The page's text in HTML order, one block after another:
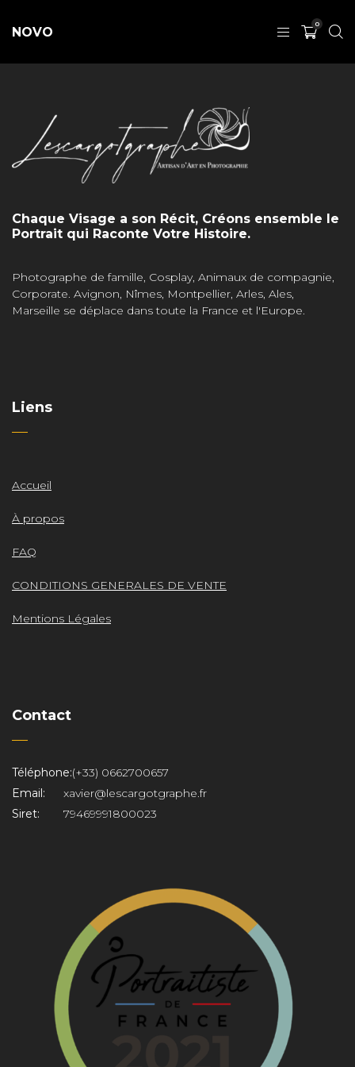
NOVO
0
Chaque Visage a son Récit, Créons ensemble le
Portrait qui Raconte Votre Histoire.
Photographe de famille, Cosplay, Animaux de compagnie,
Corporate. Avignon, Nîmes, Montpellier, Arles, Ales,
Marseille se déplace dans toute la France et l'Europe.
Liens
Accueil
À propos
FAQ
CONDITIONS GENERALES DE VENTE
Mentions Légales
Contact
Téléphone:(+33) 0662700657
Email:
xavier@lescargotgraphe.fr
Siret:
79469991800023